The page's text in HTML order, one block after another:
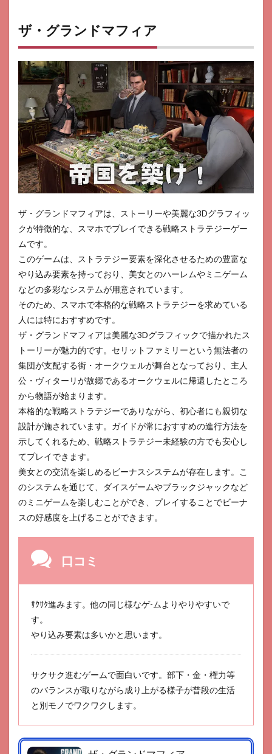
ザ・グランドマフィア
ザ・グランドマフィアは、ストーリーや美麗な3Dグラフィッ
クが特徴的な、スマホでプレイできる戦略ストラテジーゲー
ムです。
このゲームは、ストラテジー要素を深化させるための豊富な
やり込み要素を持っており、美女とのハーレムやミニゲーム
などの多彩なシステムが用意されています。
そのため、スマホで本格的な戦略ストラテジーを求めている
人には特におすすめです。
ザ・グランドマフィアは美麗な3Dグラフィックで描かれたス
トーリーが魅力的です。セリットファミリーという無法者の
集団が支配する街・オークウェルが舞台となっており、主人
公・ヴィターリが故郷であるオークウェルに帰還したところ
から物語が始まります。
本格的な戦略ストラテジーでありながら、初心者にも親切な
設計が施されています。ガイドが常におすすめの進行方法を
示してくれるため、戦略ストラテジー未経験の方でも安心し
てプレイできます。
美女との交流を楽しめるビーナスシステムが存在します。こ
のシステムを通じて、ダイスゲームやブラックジャックなど
のミニゲームを楽しむことができ、プレイすることでビーナ
スの好感度を上げることができます。
口コミ
ｻｸｻｸ進みます。他の同じ様なゲ-ムよりやりやすいで
す。
やり込み要素は多いかと思います。
サクサク進むゲームで面白いです。部下・金・権力等
のバランスが取りながら成り上がる様子が普段の生活
と別モノでワクワクします。